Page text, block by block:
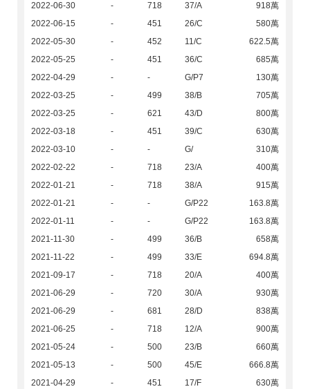
2022-06-30
- 718 37/A
918萬
2022-06-15
- 451 26/C
580萬
2022-05-30
- 452 11/C
622.5萬
2022-05-25
- 451 36/C
685萬
2022-04-29
- - G/P7
130萬
2022-03-25
- 499 38/B
705萬
2022-03-25
- 621 43/D
800萬
2022-03-18
- 451 39/C
630萬
2022-03-10
- - G/
310萬
2022-02-22
- 718 23/A
400萬
2022-01-21
- 718 38/A
915萬
2022-01-21
- - G/P22
163.8萬
2022-01-11
- - G/P22
163.8萬
2021-11-30
- 499 36/B
658萬
2021-11-22
- 499 33/E
694.8萬
2021-09-17
- 718 20/A
400萬
2021-06-29
- 720 30/A
930萬
2021-06-29
- 681 28/D
838萬
2021-06-25
- 718 12/A
900萬
2021-05-24
- 500 23/B
660萬
2021-05-13
- 500 45/E
666.8萬
2021-04-29
- 451 17/F
630萬